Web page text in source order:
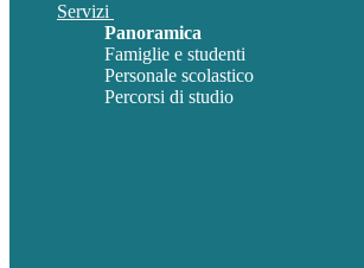
Servizi
Panoramica
Famiglie e studenti
Personale scolastico
Percorsi di studio